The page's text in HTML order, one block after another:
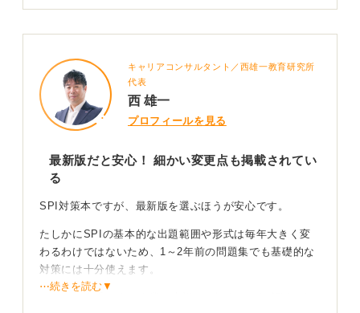
3. 解説の親切さ：解説が詳しくて“短縮解法”や“見切りポ
非言語それぞれ）。
5. 難易度バリエ：初級〜上級まで揃っているか（満点を
狙うなら上級問題も必要）。
6. 誤植・正誤のレビュー：レビューで誤植が多くないか
7. 解答の版ズレに注意：中古で買うときに解答ページが
別刷りで欠けていないか確認する。
0
キャリアコンサルタント／西雄一教育研究所
代表
西 雄一
プロフィールを見る
最新版だと安心！ 細かい変更点も掲載されてい
る
SPI対策本ですが、最新版を選ぶほうが安心です。
たしかにSPIの基本的な出題範囲や形式は毎年大きく変
わるわけではないため、1～2年前の問題集でも基礎的な
対策には十分使えます。
⋯続きを読む▼